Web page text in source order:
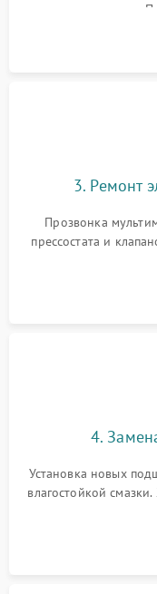
амортизаторов.
крестовины на
3. Ремонт
Прозвонка
прессостата и
Восстановление
4.
Установка новых
влагостойкой
или